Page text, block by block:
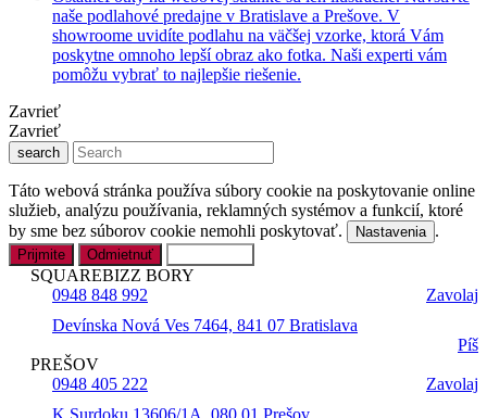
naše podlahové predajne v Bratislave a Prešove. V
showroome uvidíte podlahu na väčšej vzorke, ktorá Vám
poskytne omnoho lepší obraz ako fotka. Naši experti vám
pomôžu vybrať to najlepšie riešenie.
Zavrieť
Zavrieť
search
Táto webová stránka používa súbory cookie na poskytovanie online
služieb, analýzu používania, reklamných systémov a funkcií, ktoré
by sme bez súborov cookie nemohli poskytovať.
Nastavenia .
Prijmite Odmietnuť
SQUAREBIZZ BORY
0948 848 992
Zavolaj
Devínska Nová Ves 7464, 841 07 Bratislava
Píš
PREŠOV
0948 405 222
Zavolaj
K Surdoku 13606/1A, 080 01 Prešov